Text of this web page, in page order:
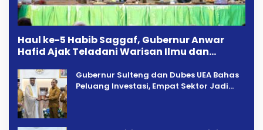
Haul ke-5 Habib Saggaf, Gubernur Anwar
Hafid Ajak Teladani Warisan Ilmu dan
Gubernur Sulteng dan Dubes UEA Bahas
Peluang Investasi, Empat Sektor Jadi